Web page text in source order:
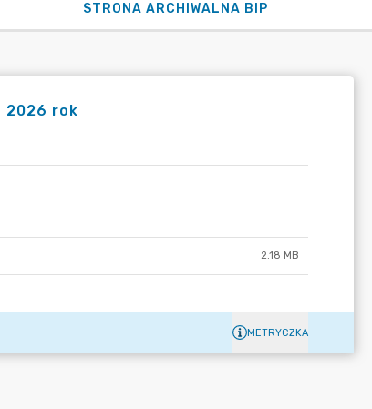
STRONA ARCHIWALNA BIP
2026 rok
2.18 MB
METRYCZKA